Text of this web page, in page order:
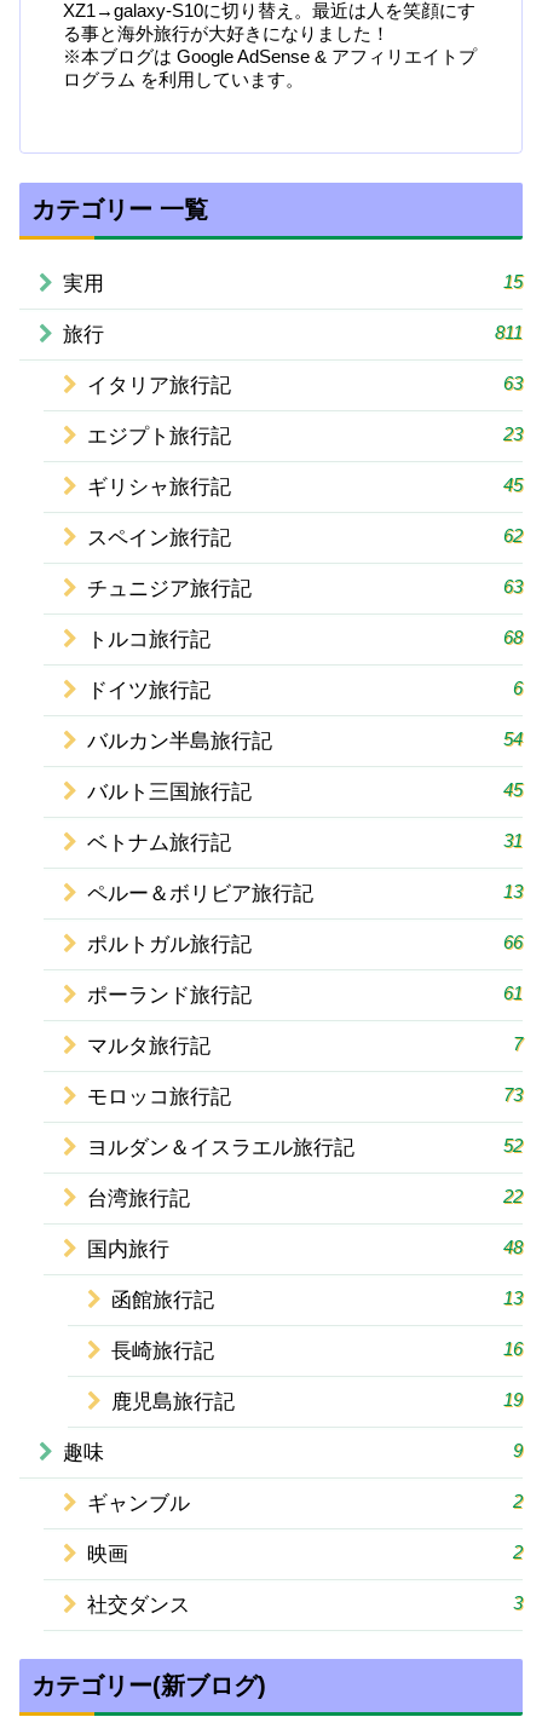
XZ1→galaxy-S10に切り替え。最近は人を笑顔にす
る事と海外旅行が大好きになりました！
※本ブログは Google AdSense & アフィリエイトプ
ログラム を利用しています。
カテゴリー 一覧
実用 15
旅行 811
イタリア旅行記 63
エジプト旅行記 23
ギリシャ旅行記 45
スペイン旅行記 62
チュニジア旅行記 63
トルコ旅行記 68
ドイツ旅行記 6
バルカン半島旅行記 54
バルト三国旅行記 45
ベトナム旅行記 31
ペルー＆ボリビア旅行記 13
ポルトガル旅行記 66
ポーランド旅行記 61
マルタ旅行記 7
モロッコ旅行記 73
ヨルダン＆イスラエル旅行記 52
台湾旅行記 22
国内旅行 48
函館旅行記 13
長崎旅行記 16
鹿児島旅行記 19
趣味 9
ギャンブル 2
映画 2
社交ダンス 3
カテゴリー(新ブログ)